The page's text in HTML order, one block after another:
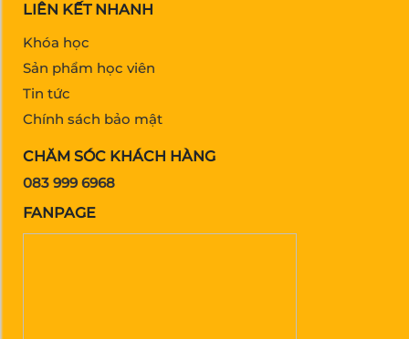
LIÊN KẾT NHANH
Khóa học
Sản phẩm học viên
Tin tức
Chính sách bảo mật
CHĂM SÓC KHÁCH HÀNG
083 999 6968
FANPAGE